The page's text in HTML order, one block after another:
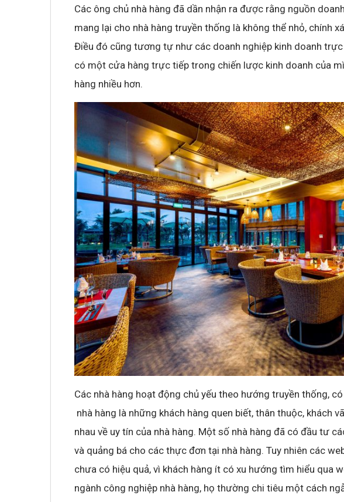
Các ông chủ nhà hàng đã dần nhận ra được rằng nguồn
mang lại cho nhà hàng truyền thống là không thể nhỏ, chính
Điều đó cũng tương tự như các doanh nghiệp kinh doanh trực
có một cửa hàng trực tiếp trong chiến lược kinh doanh của
hàng nhiều hơn.
Các nhà hàng hoạt động chủ yếu theo hướng truyền thống,
nhà hàng là những khách hàng quen biết, thân thuộc, khách
nhau về uy tín của nhà hàng. Một số nhà hàng đã có đầu tư
và quảng bá cho các thực đơn tại nhà hàng. Tuy nhiên các
chưa có hiệu quả, vì khách hàng ít có xu hướng tìm hiểu qua
ngành công nghiệp nhà hàng, họ thường chi tiêu một cách
Không khí cổ vũ U23 Việt Nam tại BNC Group trên
sóng truyền hình K+
BNC –